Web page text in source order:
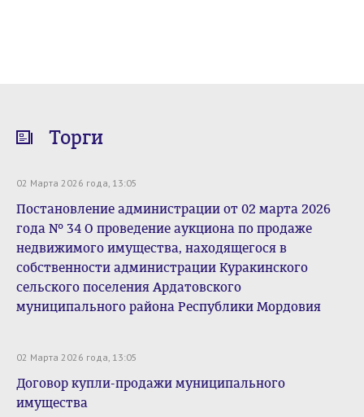
Торги
02 Марта 2026 года, 13:05
Постановление администрации от 02 марта 2026
года № 34 О проведение аукциона по продаже
недвижимого имущества, находящегося в
собственности администрации Куракинского
сельского поселения Ардатовского
муниципального района Республики Мордовия
02 Марта 2026 года, 13:05
Договор купли-продажи муниципального
имущества